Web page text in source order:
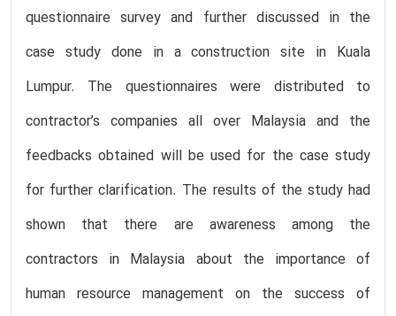
questionnaire survey and further discussed in the
case study done in a construction site in Kuala
Lumpur. The questionnaires were distributed to
contractor’s companies all over Malaysia and the
feedbacks obtained will be used for the case study
for further clarification. The results of the study had
shown that there are awareness among the
contractors in Malaysia about the importance of
human resource management on the success of